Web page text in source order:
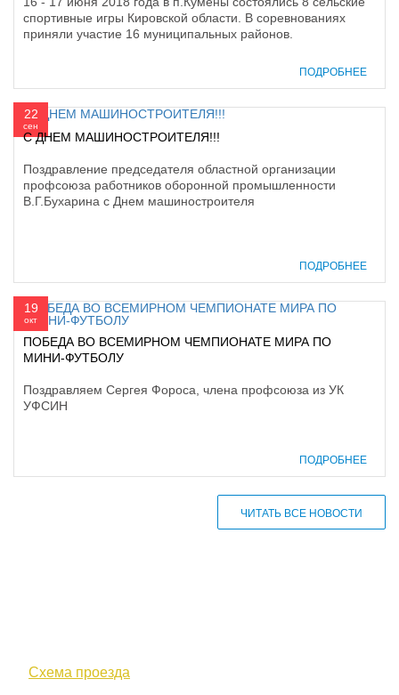
спортивные игры Кировской области. В соревнованиях
приняли участие 16 муниципальных районов.
ПОДРОБНЕЕ
22
сен
С ДНЕМ МАШИНОСТРОИТЕЛЯ!!!
Поздравление председателя областной организации
профсоюза работников оборонной промышленности
В.Г.Бухарина с Днем машиностроителя
ПОДРОБНЕЕ
19
окт
ПОБЕДА ВО ВСЕМИРНОМ ЧЕМПИОНАТЕ МИРА ПО
МИНИ-ФУТБОЛУ
Поздравляем Сергея Фороса, члена профсоюза из УК
УФСИН
ПОДРОБНЕЕ
ЧИТАТЬ ВСЕ НОВОСТИ
Схема проезда